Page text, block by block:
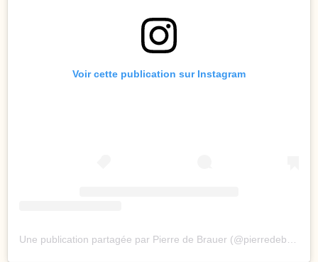
Voir cette publication sur Instagram